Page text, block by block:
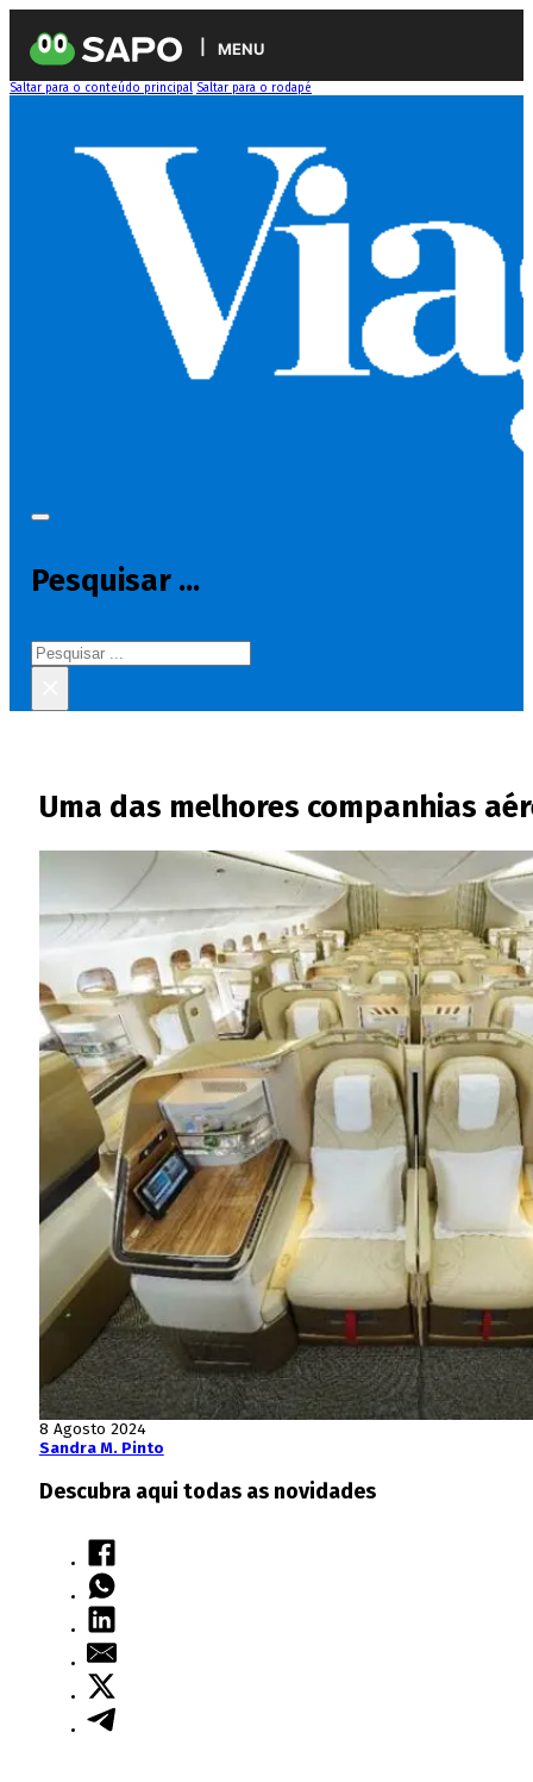
MENU
Saltar para o conteúdo principal Saltar para o rodapé
Pesquisar ...
Pesquisar
Uma das melhores companhias
8 Agosto 2024
Sandra M. Pinto
Descubra aqui todas as novidades